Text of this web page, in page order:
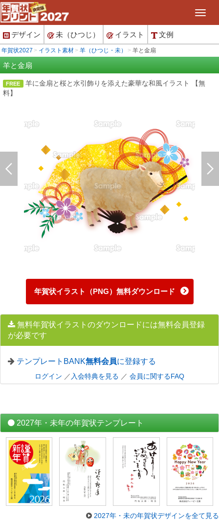
デザイン 未（ひつじ） イラスト 文例
年賀状2027 イラスト素材 羊（ひつじ・未） 羊と金扇
羊と金扇
FREE 羊に金扇と桜と水引飾りを添えた豪華な和風イラスト 【無
料】
年賀状イラスト（PNG）無料ダウンロード
無料年賀状イラストのダウンロードには無料会員登録
が必要です
テンプレートBANK無料会員に登録する
ログイン ／ 入会特典を見る ／ 会員に関するFAQ
2027年・未年の年賀状テンプレート
2027年・未の年賀状デザインを全て見る